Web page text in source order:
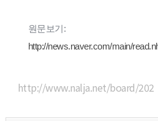
원문보기:
http://news.naver.com/main/
http://www.nalja.net/board/202